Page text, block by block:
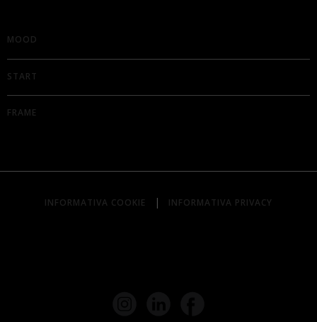
MOOD
START
FRAME
INFORMATIVA COOKIE | INFORMATIVA PRIVACY